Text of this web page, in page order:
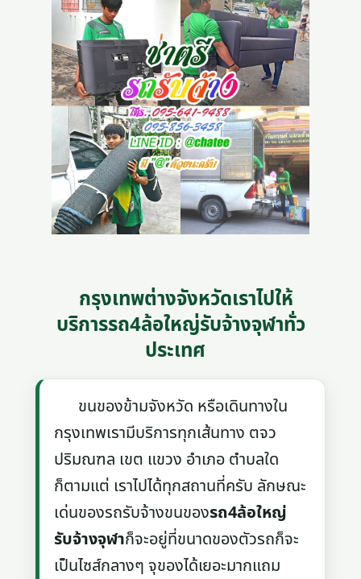
กรุงเทพต่างจังหวัดเราไปให้
บริการรถ4ล้อใหญ่รับจ้างจุฬาทั่ว
ประเทศ
ขนของข้ามจังหวัด หรือเดินทางใน
กรุงเทพเรามีบริการทุกเส้นทาง ตจว
ปริมณฑล เขต แขวง อำเภอ ตำบลใด
ก็ตามแต่ เราไปได้ทุกสถานที่ครับ ลักษณะ
เด่นของรถรับจ้างขนของรถ4ล้อใหญ่
รับจ้างจุฬาก็จะอยู่ที่ขนาดของตัวรถก็จะ
เป็นไซส์กลางๆ จุของได้เยอะมากแถม